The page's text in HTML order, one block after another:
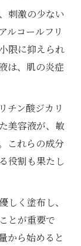
刺激の少ない
ルコールフリ
限に抑えられ
は、肌の炎症
チン酸ジカリ
美容液が、敏
これらの成分
役割も果たし
しく塗布し、
とが重要で
から始めると